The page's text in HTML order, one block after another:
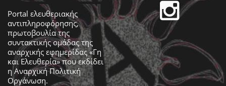
Portal ελευθεριακής
αντιπληροφόρησης,
πρωτοβουλία της
συντακτικής ομάδας της
αναρχικής εφημερίδας «Γη
και Ελευθερία» που εκδίδει
ηΑναρχική Πολιτική
Οργάνωση.